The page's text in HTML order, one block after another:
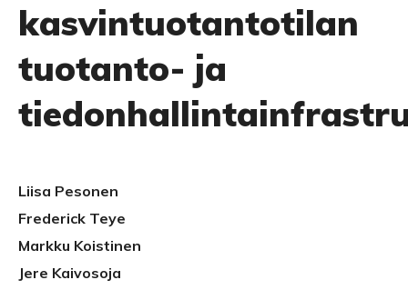
kasvintuotantotilan
tuotanto- ja
Liisa Pesonen
Frederick Teye
Markku Koistinen
Jere Kaivosoja